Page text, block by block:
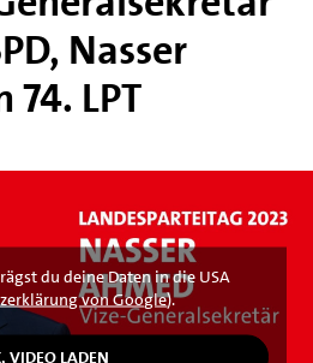
Nasser
LPT
du deine Daten in die USA
von Google).